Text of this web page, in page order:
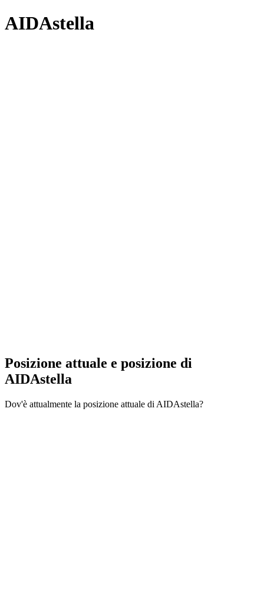
AIDAstella
Posizione attuale e posizione di
AIDAstella
Dov'è attualmente la posizione attuale di AIDAstella?